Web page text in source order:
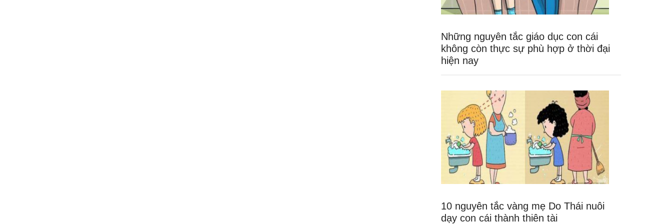
Những nguyên tắc giáo dục con cái
không còn thực sự phù hợp ở thời đại
hiện nay
10 nguyên tắc vàng mẹ Do Thái nuôi
dạy con cái thành thiên tài